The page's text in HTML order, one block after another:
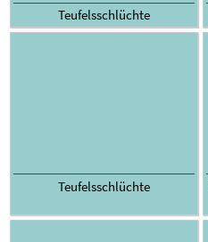
Teufelsschlüchte
Teufelsschlüchte